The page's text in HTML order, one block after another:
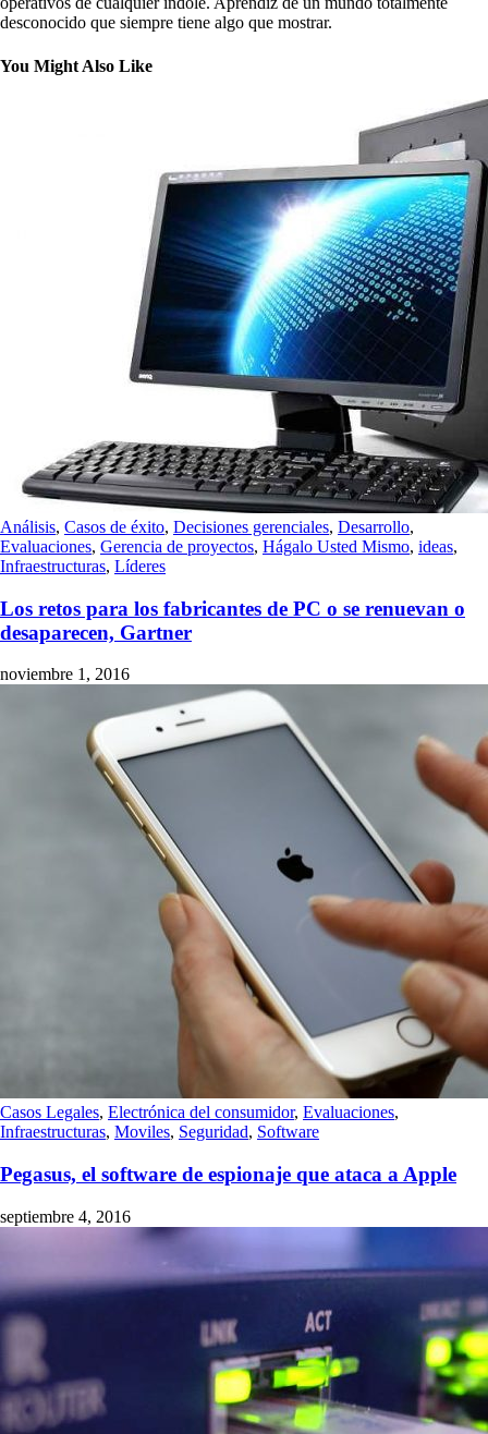
desconocido que siempre tiene algo que mostrar.
You Might Also Like
Análisis, Casos de éxito, Decisiones gerenciales, Desarrollo,
Evaluaciones, Gerencia de proyectos, Hágalo Usted Mismo, ideas,
Infraestructuras, Líderes
Los retos para los fabricantes de PC o se renuevan o
desaparecen, Gartner
noviembre 1, 2016
Casos Legales, Electrónica del consumidor, Evaluaciones,
Infraestructuras, Moviles, Seguridad, Software
Pegasus, el software de espionaje que ataca a Apple
septiembre 4, 2016